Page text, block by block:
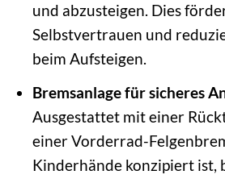
und abzusteigen. Dies
Selbstvertrauen und
beim Aufsteigen.
Bremsanlage für sicheres
Ausgestattet mit einer
einer Vorderrad-
Kinderhände konzipiert ist,